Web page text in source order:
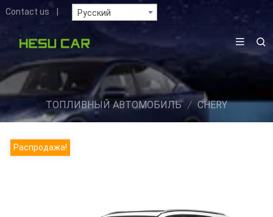
Contact us Русский
ТОПЛИВНЫЙ АВТОМОБИЛЬ / CHERY
Распродажа!